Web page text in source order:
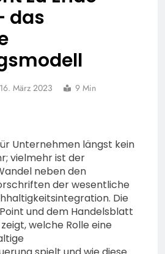
Finanzkontrolle
Gastro- und
Polizeipräsidium
am Samstag, 15. August
Polizeiarbeit
Mittelhessen: MARBURG-
Lauterbach hat einen
neuen Leiter:
Amtseinführung von
Markus Höfer
6. August 2026
POL-HR: Folgemeldung:
74-jähriger Claus-Peter
H. weiterhin vermisst –
Erneute Veröffentlichung
eines Fotos
6. August 2026
Feuerwehr MTK:
Waldbrandlöschzug des
Main-Taunus-Kreises
6. August 2026
das
16. März 2023 9 Min
Unternehmen längst kein
vielmehr ist der
neben den
der wesentliche
Die
und dem Handelsblatt
welche Rolle eine